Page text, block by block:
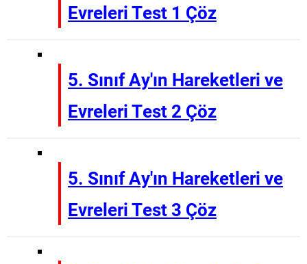
Evreleri Test 1 Çöz
5. Sınıf Ay'ın Hareketleri ve
Evreleri Test 2 Çöz
5. Sınıf Ay'ın Hareketleri ve
Evreleri Test 3 Çöz